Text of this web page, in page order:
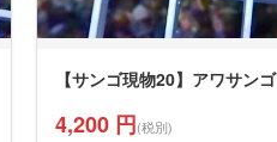
【サンゴ現物20】アワサンゴ
4,200 円(税別)